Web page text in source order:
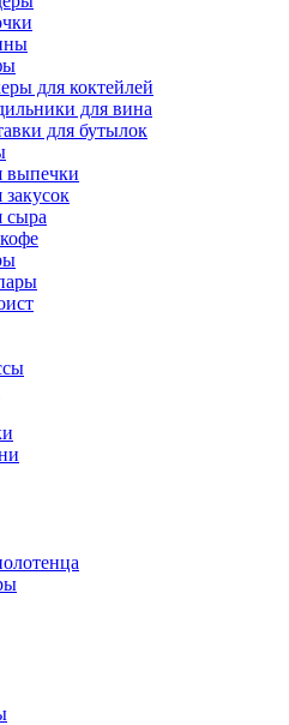
для коктейлей
для вина
для бутылок
выпечки
сыра